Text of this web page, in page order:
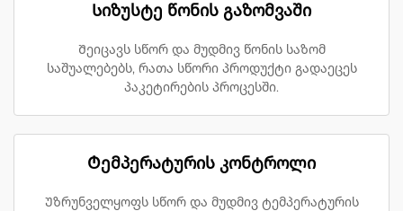
Სიზუსტე წონის გაზომვაში
Შეიცავს სწორ და მუდმივ წონის საზომ
საშუალებებს, რათა სწორი პროდუქტი გადაეცეს
პაკეტირების პროცესში.
Ტემპერატურის კონტროლი
Უზრუნველყოფს სწორ და მუდმივ ტემპერატურის